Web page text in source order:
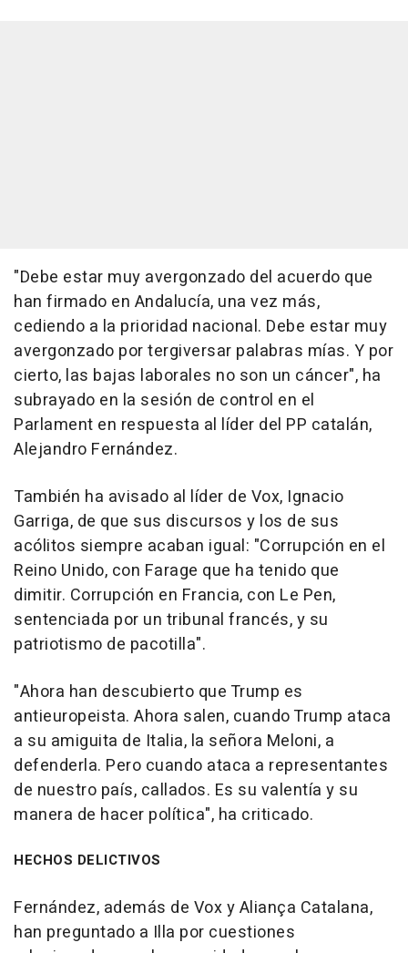
"Debe estar muy avergonzado del acuerdo que
han firmado en Andalucía, una vez más,
cediendo a la prioridad nacional. Debe estar muy
avergonzado por tergiversar palabras mías. Y por
cierto, las bajas laborales no son un cáncer", ha
subrayado en la sesión de control en el
Parlament en respuesta al líder del PP catalán,
Alejandro Fernández.
También ha avisado al líder de Vox, Ignacio
Garriga, de que sus discursos y los de sus
acólitos siempre acaban igual: "Corrupción en el
Reino Unido, con Farage que ha tenido que
dimitir. Corrupción en Francia, con Le Pen,
sentenciada por un tribunal francés, y su
patriotismo de pacotilla".
"Ahora han descubierto que Trump es
antieuropeista. Ahora salen, cuando Trump ataca
a su amiguita de Italia, la señora Meloni, a
defenderla. Pero cuando ataca a representantes
de nuestro país, callados. Es su valentía y su
manera de hacer política", ha criticado.
HECHOS DELICTIVOS
Fernández, además de Vox y Aliança Catalana,
han preguntado a Illa por cuestiones